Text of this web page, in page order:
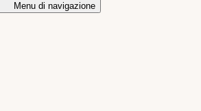
Menu di navigazione